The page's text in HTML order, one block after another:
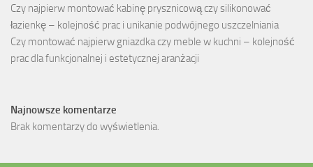
Czy najpierw montować kabinę prysznicową czy silikonować
łazienkę – kolejność prac i unikanie podwójnego uszczelniania
Czy montować najpierw gniazdka czy meble w kuchni – kolejność
prac dla funkcjonalnej i estetycznej aranżacji
Najnowsze komentarze
Brak komentarzy do wyświetlenia.